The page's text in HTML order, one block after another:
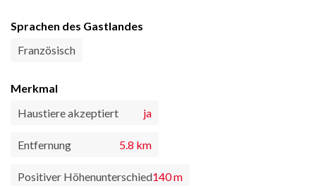
Sprachen des Gastlandes
Französisch
Merkmal
Haustiere akzeptiert
ja
Entfernung 5.8 km
Positiver Höhenunterschied140 m